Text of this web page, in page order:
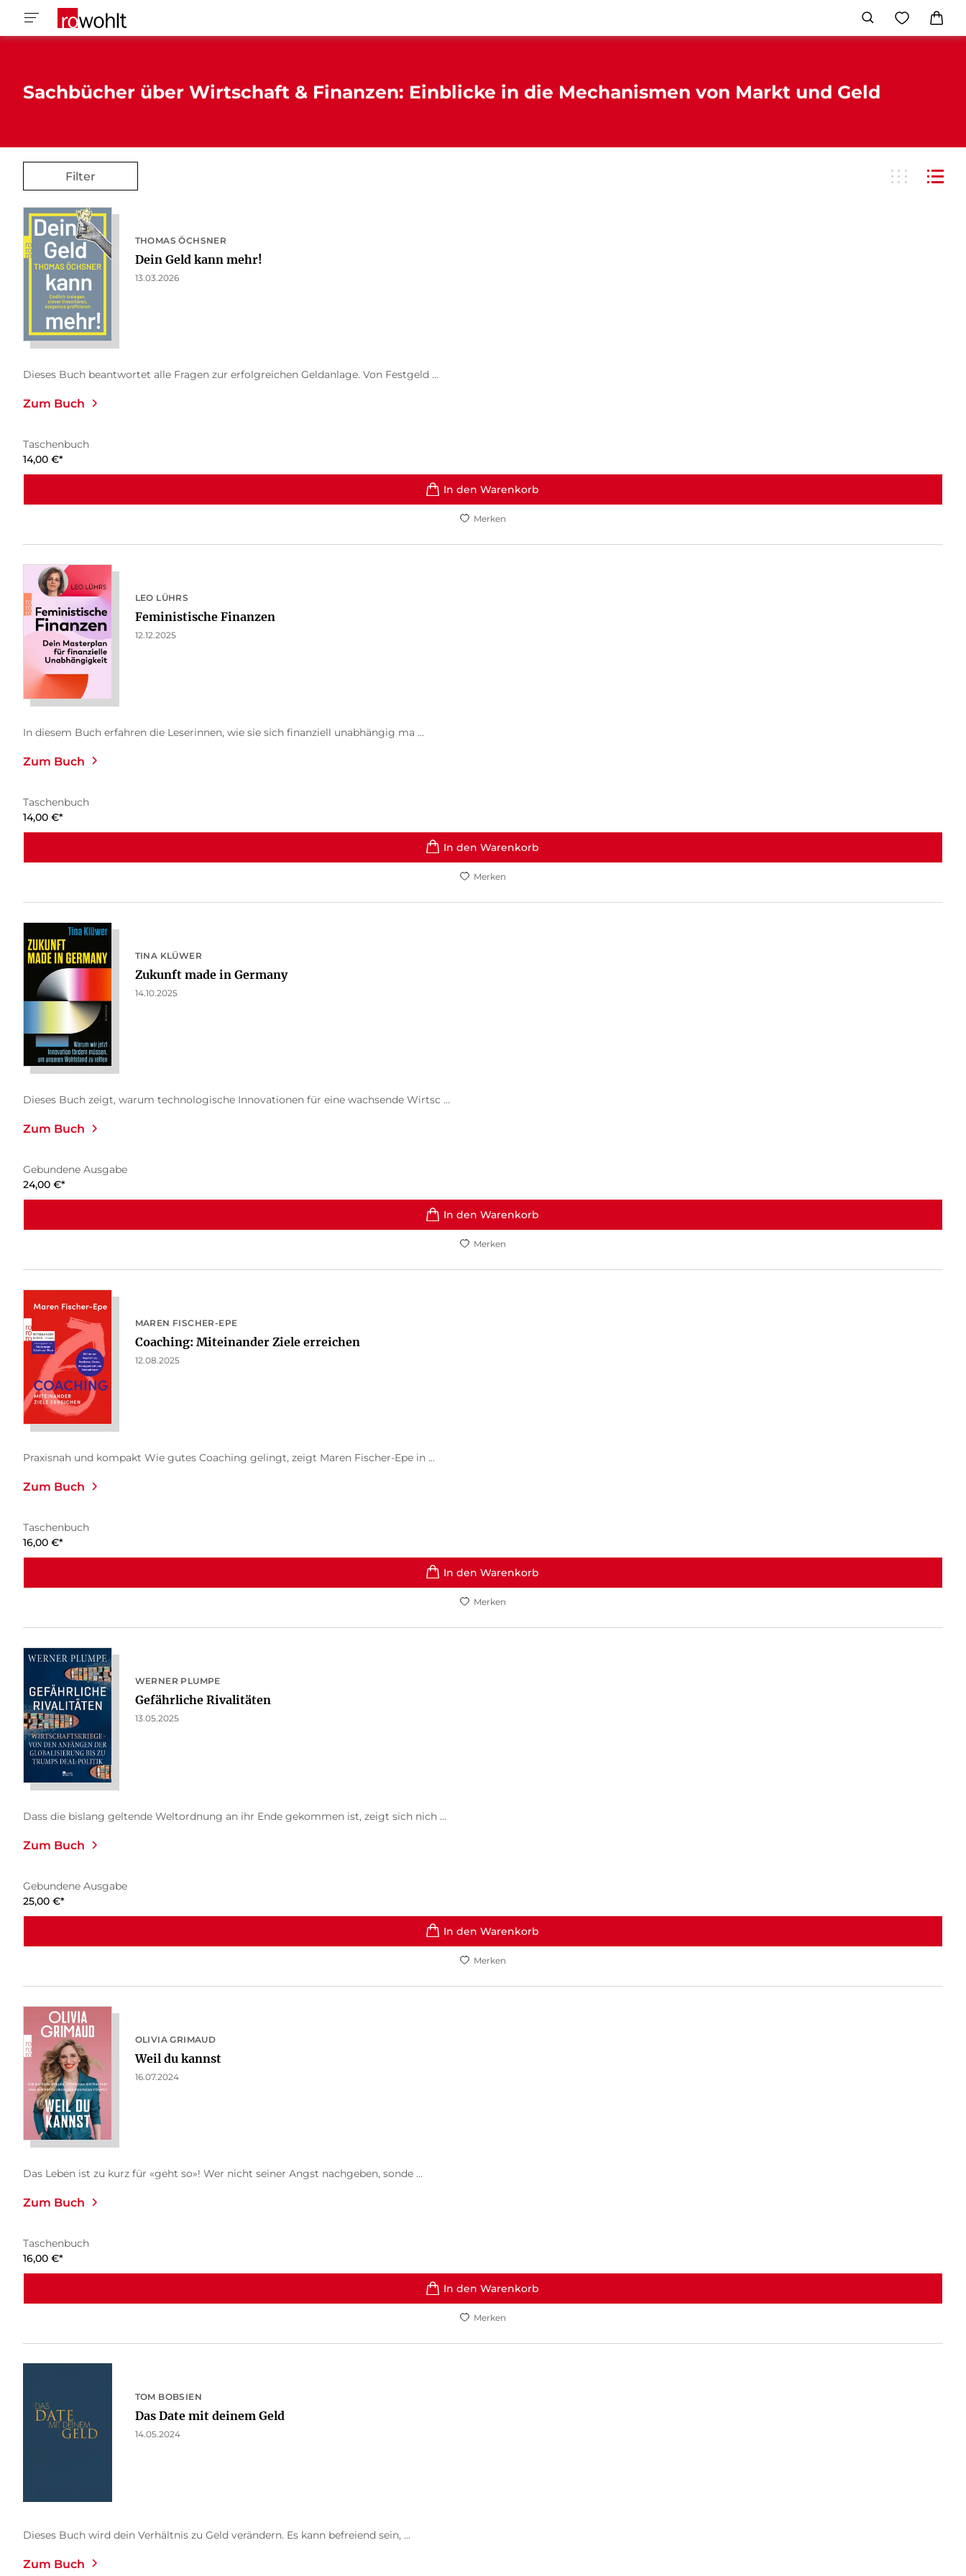
Sachbücher über Wirtschaft & Finanzen: Einblicke in die Mechanismen von Markt und Geld
Filter
THOMAS ÖCHSNER
Dein Geld kann mehr!
13.03.2026
Dieses Buch beantwortet alle Fragen zur erfolgreichen Geldanlage. Von Festgeld ...
Zum Buch
Taschenbuch
14,00 €*
In den Warenkorb
Merken
LEO LÜHRS
Feministische Finanzen
12.12.2025
In diesem Buch erfahren die Leserinnen, wie sie sich finanziell unabhängig ma ...
Zum Buch
Taschenbuch
14,00 €*
In den Warenkorb
Merken
TINA KLÜWER
Zukunft made in Germany
14.10.2025
Dieses Buch zeigt, warum technologische Innovationen für eine wachsende Wirtsc ...
Zum Buch
Gebundene Ausgabe
24,00 €*
In den Warenkorb
Merken
MAREN FISCHER-EPE
Coaching: Miteinander Ziele erreichen
12.08.2025
Praxisnah und kompakt Wie gutes Coaching gelingt, zeigt Maren Fischer-Epe in ...
Zum Buch
Taschenbuch
16,00 €*
In den Warenkorb
Merken
WERNER PLUMPE
Gefährliche Rivalitäten
13.05.2025
Dass die bislang geltende Weltordnung an ihr Ende gekommen ist, zeigt sich nich ...
Zum Buch
Gebundene Ausgabe
25,00 €*
In den Warenkorb
Merken
OLIVIA GRIMAUD
Weil du kannst
16.07.2024
Das Leben ist zu kurz für «geht so»! Wer nicht seiner Angst nachgeben, sonde ...
Zum Buch
Taschenbuch
16,00 €*
In den Warenkorb
Merken
TOM BOBSIEN
Das Date mit deinem Geld
14.05.2024
Dieses Buch wird dein Verhältnis zu Geld verändern. Es kann befreiend sein, ...
Zum Buch